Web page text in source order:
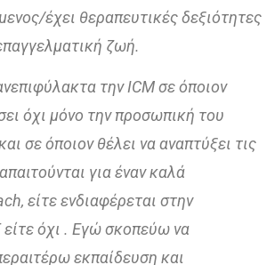
έχει θεραπευτικές δεξιότητες
ζωή.
την ICM σε όποιον
όχι μόνο την προσωπική του
σε όποιον θέλει να αναπτύξει τις
για έναν καλά
είτε ενδιαφέρεται στην
είτε όχι . Εγώ σκοπεύω να
εκπαίδευση και